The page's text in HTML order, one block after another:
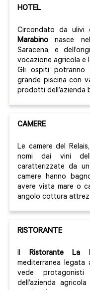
HOTEL
Circondato da ulivi
Marabino nasce
Saracena, e
vocazione agricola e
Gli ospiti potranno
grande piscina con
prodotti dell’azienda
CAMERE
Le camere del Relais,
nomi dai vini
caratterizzate da
camere hanno
avere vista mare o
angolo cottura
RISTORANTE
Il Ristorante La
mediterranea
vede
dell’azienda